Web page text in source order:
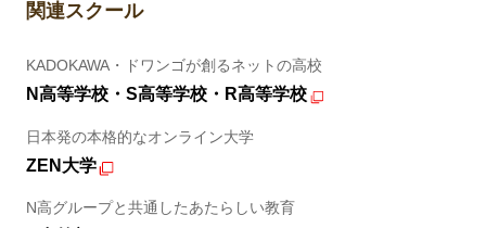
関連スクール
KADOKAWA・ドワンゴが創るネットの高校
N高等学校・S高等学校・R高等学校
日本発の本格的なオンライン大学
ZEN大学
N高グループと共通したあたらしい教育